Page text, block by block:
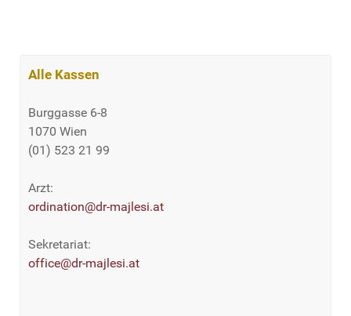
Alle Kassen
Burggasse 6-8
1070 Wien
(01) 523 21 99
Arzt:
ordination@dr-majlesi.at
Sekretariat:
office@dr-majlesi.at